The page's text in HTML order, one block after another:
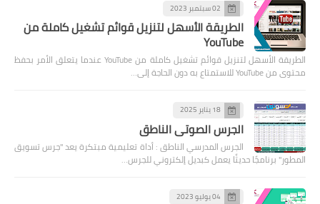
02 سبتمبر 2023
الطريقة الأسهل لتنزيل قوائم تشغيل كاملة من
YouTube
الطريقة الأسهل لتنزيل قوائم تشغيل كاملة من YouTube عندما يتعلق الأمر بحفظ
محتوى من YouTube للاستمتاع به دون الحاجة إلى…
18 يناير 2025
الجرس الصوتي الناطق
الجرس المدرسي الناطق : أداة تعليمية مبتكرة يعد "جرس تسويق
المطور" برنامجًا حديثًا يعمل كبديل إلكتروني للجرس…
04 يوليو 2023